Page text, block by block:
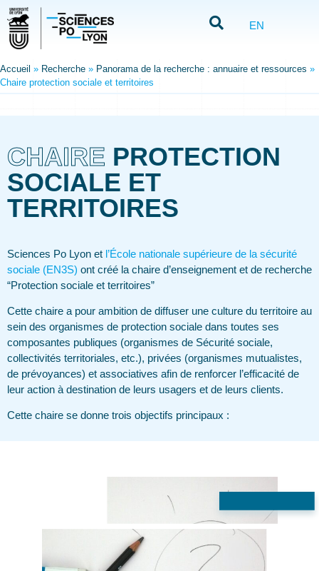
EN
Accueil » Recherche » Panorama de la recherche : annuaire et ressources »
Chaire protection sociale et territoires
CHAIRE PROTECTION
SOCIALE ET
TERRITOIRES
Sciences Po Lyon et l’École nationale supérieure de la sécurité
sociale (EN3S) ont créé la chaire d’enseignement et de recherche
“Protection sociale et territoires”
Cette chaire a pour ambition de diffuser une culture du territoire au
sein des organismes de protection sociale dans toutes ses
composantes publiques (organismes de Sécurité sociale,
collectivités territoriales, etc.), privées (organismes mutualistes,
de prévoyances) et associatives afin de renforcer l’efficacité de
leur action à destination de leurs usagers et de leurs clients.
Cette chaire se donne trois objectifs principaux :